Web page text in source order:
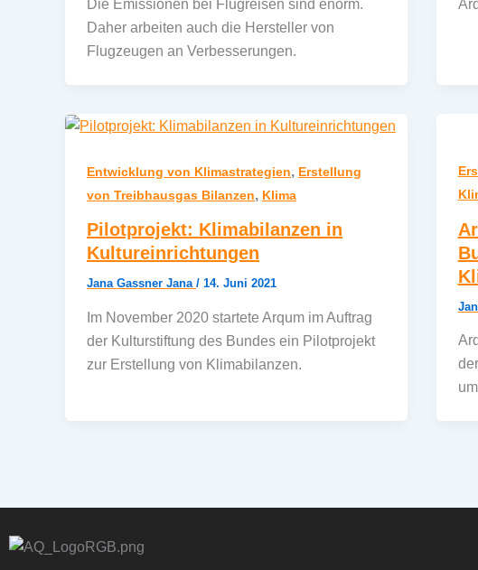
Die Emissionen bei Flugreisen sind enorm.
Daher arbeiten auch die Hersteller von
Flugzeugen an Verbesserungen.
Entwicklung von Klimastrategien, Erstellung
von Treibhausgas Bilanzen, Klima
Pilotprojekt: Klimabilanzen in
Kultureinrichtungen
Jana Gassner Jana / 14. Juni 2021
Im November 2020 startete Arqum im Auftrag
der Kulturstiftung des Bundes ein Pilotprojekt
zur Erstellung von Klimabilanzen.